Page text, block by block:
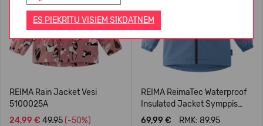
ES PIEKRĪTU VISIEM SĪKDATNĒM
REIMA Rain Jacket Vesi
5100025A
24,99 € 49.95 (-50%)
REIMA ReimaTec Waterproof
Insulated Jacket Symppis
5100045B
69,99 € RMK: 89.95